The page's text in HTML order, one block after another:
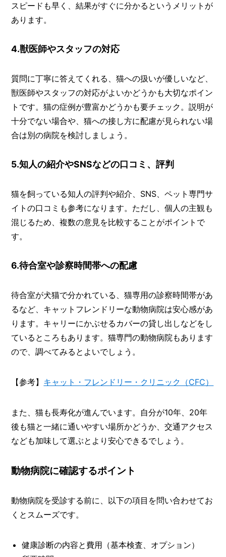
スピードも早く、結果がすぐに分かるというメリットが
あります。
4.獣医師やスタッフの対応
質問に丁寧に答えてくれる、猫への扱いが優しいなど、
獣医師やスタッフの対応がよいかどうかも大切なポイン
トです。猫の症例が豊富かどうかも要チェック。説明が
十分でない場合や、猫への接し方に配慮が見られない場
合は別の病院を検討しましょう。
5.知人の紹介やSNSなどの口コミ、評判
猫を飼っている知人の評判や紹介、SNS、ペット専門サ
イトの口コミも参考になります。ただし、個人の主観も
混じるため、複数の意見を比較することがポイントで
す。
6.待合室や診察時間帯への配慮
待合室が犬猫で分かれている、猫専用の診察時間帯があ
るなど、キャットフレンドリーな動物病院は安心感があ
ります。キャリーにかぶせるカバーの貸し出しなどをし
ているところもあります。猫専門の動物病院もあります
ので、調べてみるとよいでしょう。
【参考】 キャット・フレンドリー・クリニック（CFC）
また、猫も長寿化が進んでいます。自分が10年、20年
後も猫と一緒に通いやすい場所かどうか、交通アクセス
なども加味して選ぶとより安心できるでしょう。
動物病院に確認するポイント
動物病院を受診する前に、以下の項目を問い合わせてお
くとスムーズです。
健康診断の内容と費用（基本検査、オプション）